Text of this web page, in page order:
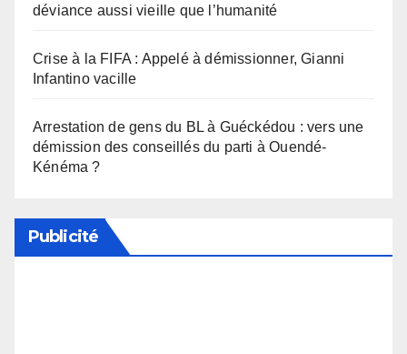
déviance aussi vieille que l’humanité
Crise à la FIFA : Appelé à démissionner, Gianni
Infantino vacille
Arrestation de gens du BL à Guéckédou : vers une
démission des conseillés du parti à Ouendé-
Kénéma ?
Publicité